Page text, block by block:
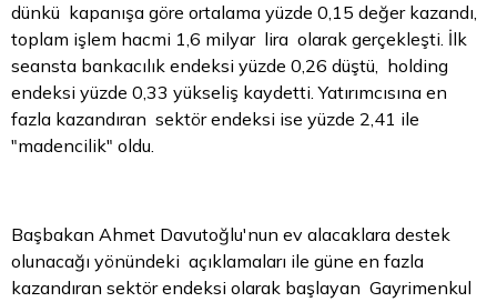
dünkü kapanışa göre ortalama yüzde 0,15 değer kazandı,
toplam işlem hacmi 1,6 milyar lira olarak gerçekleşti. İlk
seansta bankacılık endeksi yüzde 0,26 düştü, holding
endeksi yüzde 0,33 yükseliş kaydetti. Yatırımcısına en
fazla kazandıran sektör endeksi ise yüzde 2,41 ile
"madencilik" oldu.
Başbakan Ahmet Davutoğlu'nun ev alacaklara destek
olunacağı yönündeki açıklamaları ile güne en fazla
kazandıran sektör endeksi olarak başlayan Gayrimenkul